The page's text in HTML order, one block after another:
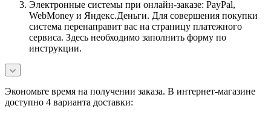
Электронные системы при онлайн-заказе: PayPal,
WebMoney и Яндекс.Деньги. Для совершения покупки
система перенаправит вас на страницу платежного
сервиса. Здесь необходимо заполнить форму по
инструкции.
Экономьте время на получении заказа. В интернет-магазине
доступно 4 варианта доставки: